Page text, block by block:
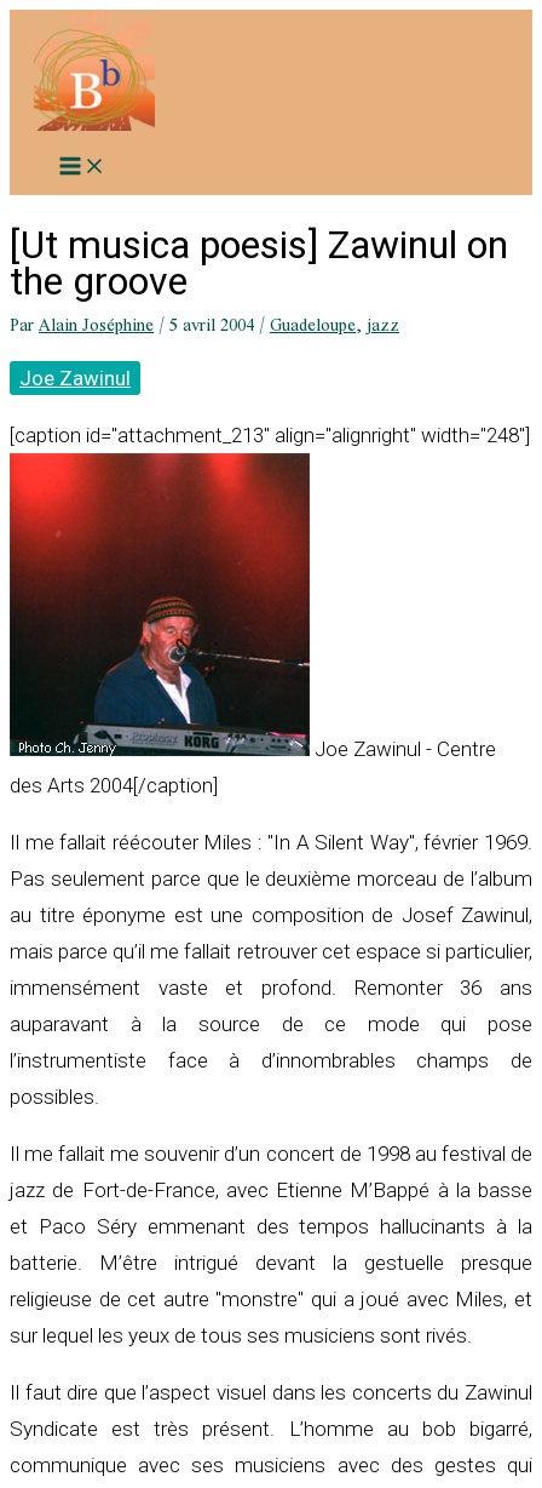
contenu
[Ut musica poesis] Zawinul on
the groove
ParAlain Joséphine/5 avril 2004/Guadeloupe,jazz
Joe Zawinul
[caption id="attachment_213" align="alignright" width="248"]
Joe Zawinul - Centre
des Arts 2004[/caption]
Il me fallait réécouter Miles : "In A Silent Way", février 1969.
Pas seulement parce que le deuxième morceau de l’album
au titre éponyme est une composition de Josef Zawinul,
mais parce qu’il me fallait retrouver cet espace si particulier,
immensément vaste et profond. Remonter 36 ans
auparavant à la source de ce mode qui pose
l’instrumentiste face à d’innombrables champs de
possibles.
Il me fallait me souvenir d’un concert de 1998 au festival de
jazz de Fort-de-France, avec Etienne M’Bappé à la basse
et Paco Séry emmenant des tempos hallucinants à la
batterie. M’être intrigué devant la gestuelle presque
religieuse de cet autre "monstre" qui a joué avec Miles, et
sur lequel les yeux de tous ses musiciens sont rivés.
Il faut dire que l’aspect visuel dans les concerts du Zawinul
Syndicate est très présent. L’homme au bob bigarré,
communique avec ses musiciens avec des gestes qui